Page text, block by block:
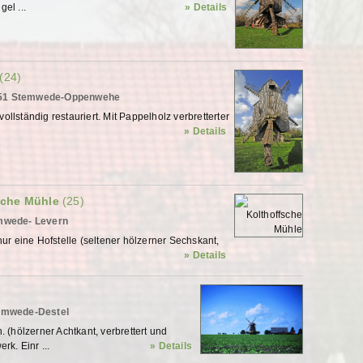
... » Details
(24)
Stemwede-Oppenwehe
restauriert. Mit Pappelholz verbretterter
» Details
Mühle (25)
Levern
eine Hofstelle (seltener hölzerner Sechskant,
» Details
Destel
(hölzerner Achtkant, verbrettert und
Einr ...
» Details